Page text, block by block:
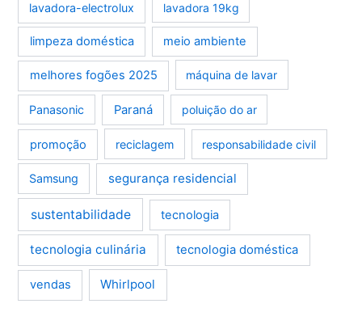
lavadora-electrolux lavadora 19kg
limpeza doméstica meio ambiente
melhores fogões 2025 máquina de lavar
Panasonic Paraná poluição do ar
promoção reciclagem responsabilidade civil
Samsung segurança residencial
sustentabilidade tecnologia
tecnologia culinária tecnologia doméstica
vendas Whirlpool